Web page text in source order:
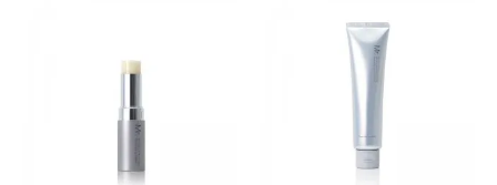
いて該当文献がないことを確認（ポ
scholarにより国内化粧品業界にお
いて該当文献がないことを確認（ポ
ーラ化成研究所調べ）
肌悩みに応え、“未来”を見据えて好
ローチする進化を遂げました。うる
アイテム同士をなじみやすくする
め、コンシーラー、化粧下地、ファ
ンデーション、フェイスパウダーの
6つの役割を担うことができます。2
みずみずしくさらりとのび広がり、
スキンケア後のようななめらかな仕